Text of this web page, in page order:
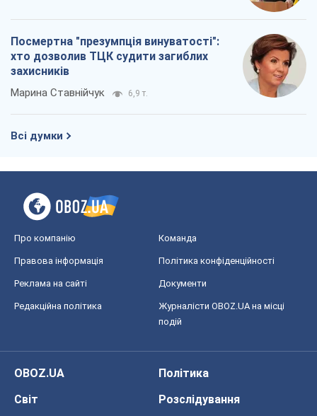
Посмертна "презумпція винуватості":
хто дозволив ТЦК судити загиблих
захисників
Марина Ставнійчук 6,9 т.
Всі думки
Про компанію Команда
Правова інформація Політика конфіденційності
Реклама на сайті Документи
Редакційна політика
Журналісти OBOZ.UA на місці
подій
OBOZ.UA
Політика
Світ
Розслідування